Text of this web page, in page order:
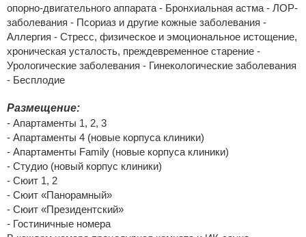
опорно-двигательного аппарата - Бронхиальная астма - ЛОР-
заболевания - Псориаз и другие кожные заболевания -
Аллергия - Стресс, физическое и эмоциональное истощение,
хроническая усталость, преждевременное старение -
Урологические заболевания - Гинекологические заболевания
- Бесплодие
Размещение:
- Апартаменты 1, 2, 3
- Апартаменты 4 (новые корпуса клиники)
- Апартаменты Family (новые корпуса клиники)
- Студио (новый корпус клиники)
- Сюит 1, 2
- Сюит «Панорамный»
- Сюит «Президентский»
- Гостиничные номера